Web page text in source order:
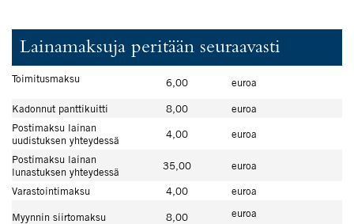
Lainamaksuja peritään seuraavasti
Toimitusmaksu 6,00 euroa
Kadonnut panttikuitti 8,00
euroa
Postimaksu lainan
uudistuksen yhteydessä
4,00
euroa
Postimaksu lainan
lunastuksen yhteydessä
35,00
euroa
Varastointimaksu
4,00 euroa
Myynnin siirtomaksu 8,00 euroa